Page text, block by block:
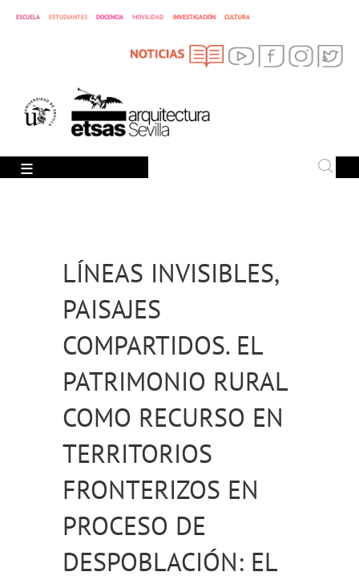
ESCUELA ESTUDIANTES DOCENCIA MOVILIDAD INVESTIGACIÓN CULTURA
LÍNEAS INVISIBLES,
PAISAJES
COMPARTIDOS. EL
PATRIMONIO RURAL
COMO RECURSO EN
TERRITORIOS
FRONTERIZOS EN
PROCESO DE
DESPOBLACIÓN: EL